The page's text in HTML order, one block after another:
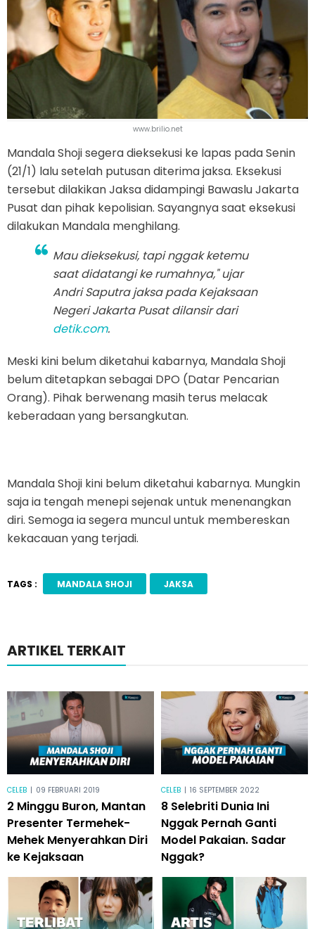
www.brilio.net
Mandala Shoji segera dieksekusi ke lapas pada Senin
(21/1) lalu setelah putusan diterima jaksa. Eksekusi
tersebut dilakikan Jaksa didampingi Bawaslu Jakarta
Pusat dan pihak kepolisian. Sayangnya saat eksekusi
dilakukan Mandala menghilang.
Mau dieksekusi, tapi nggak ketemu
saat didatangi ke rumahnya," ujar
Andri Saputra jaksa pada Kejaksaan
Negeri Jakarta Pusat dilansir dari
detik.com.
Meski kini belum diketahui kabarnya, Mandala Shoji
belum ditetapkan sebagai DPO (Datar Pencarian
Orang). Pihak berwenang masih terus melacak
keberadaan yang bersangkutan.
Mandala Shoji kini belum diketahui kabarnya. Mungkin
saja ia tengah menepi sejenak untuk menenangkan
diri. Semoga ia segera muncul untuk membereskan
kekacauan yang terjadi.
TAGS : MANDALA SHOJI JAKSA
ARTIKEL TERKAIT
CELEB | 09 FEBRUARI 2019
2 Minggu Buron, Mantan
Presenter Termehek-
Mehek Menyerahkan Diri
ke Kejaksaan
CELEB | 16 SEPTEMBER 2022
8 Selebriti Dunia Ini
Nggak Pernah Ganti
Model Pakaian. Sadar
Nggak?